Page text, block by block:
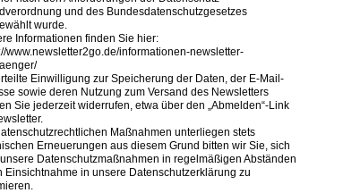
und des Bundesdatenschutzgesetzes
wurde.
Informationen finden Sie hier:
www.newsletter2go.de/informationen-newsletter-
Einwilligung zur Speicherung der Daten, der E-Mail-
sowie deren Nutzung zum Versand des Newsletters
Sie jederzeit widerrufen, etwa über den „Abmelden“-Link
Maßnahmen unterliegen stets
Erneuerungen aus diesem Grund bitten wir Sie, sich
Datenschutzmaßnahmen in regelmäßigen Abständen
Einsichtnahme in unsere Datenschutzerklärung zu